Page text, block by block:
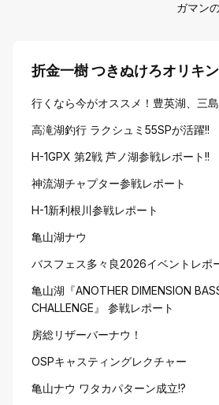
ガマン
折金一樹 つきぬけろオリキン
行くなら今がオススメ！豊英湖、三島
高滝湖釣行 ラクシュミ55SPが活躍!!
H-1GPX 第2戦 芦ノ湖参戦レポート!!
神流湖チャプター参戦レポート
H-1新利根川参戦レポート
亀山湖ナウ
バスフェス多々良2026イベントレポ
亀山湖『ANOTHER DIMENSION
CHALLENGE』 参戦レポート
房総リザーバーナウ！
OSPキャスティングレクチャー
亀山ナウ ワタカパターン成立!?